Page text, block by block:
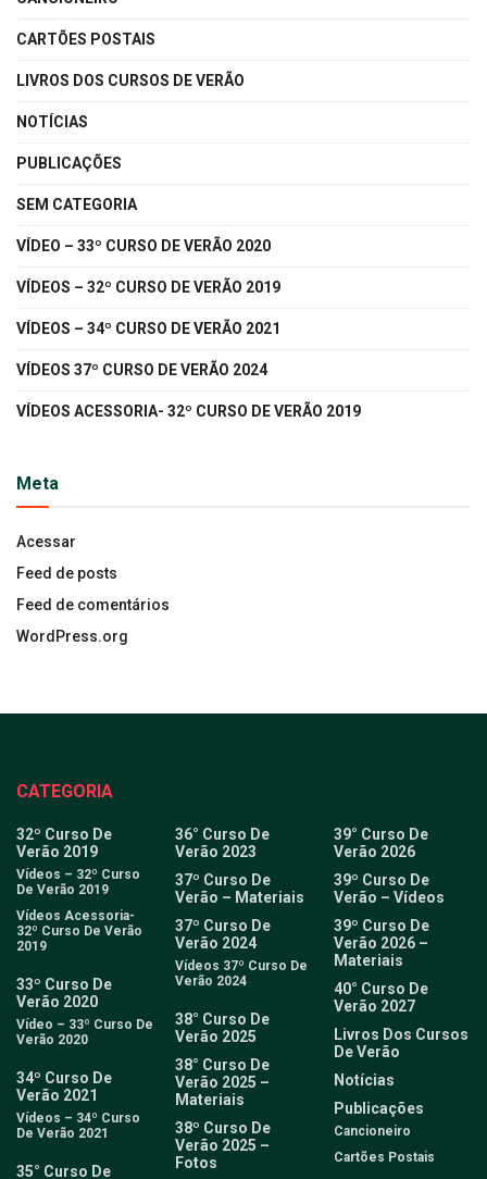
CARTÕES POSTAIS
LIVROS DOS CURSOS DE VERÃO
NOTÍCIAS
PUBLICAÇÕES
SEM CATEGORIA
VÍDEO – 33º CURSO DE VERÃO 2020
VÍDEOS – 32º CURSO DE VERÃO 2019
VÍDEOS – 34º CURSO DE VERÃO 2021
VÍDEOS 37º CURSO DE VERÃO 2024
VÍDEOS ACESSORIA- 32º CURSO DE VERÃO 2019
Meta
Acessar
Feed de posts
Feed de comentários
WordPress.org
CATEGORIA
32º Curso De
Verão 2019
Vídeos – 32º Curso
De Verão 2019
Vídeos Acessoria-
32º Curso De Verão
2019
33º Curso De
Verão 2020
Vídeo – 33º Curso De
Verão 2020
34º Curso De
Verão 2021
Vídeos – 34º Curso
De Verão 2021
35° Curso De
36° Curso De
Verão 2023
37º Curso De
Verão – Materiais
37º Curso De
Verão 2024
Vídeos 37º Curso De
Verão 2024
38° Curso De
Verão 2025
38° Curso De
Verão 2025 –
Materiais
38º Curso De
Verão 2025 –
Fotos
39° Curso De
Verão 2026
39º Curso De
Verão – Vídeos
39º Curso De
Verão 2026 –
Materiais
40° Curso De
Verão 2027
Livros Dos Cursos
De Verão
Notícias
Publicações
Cancioneiro
Cartões Postais